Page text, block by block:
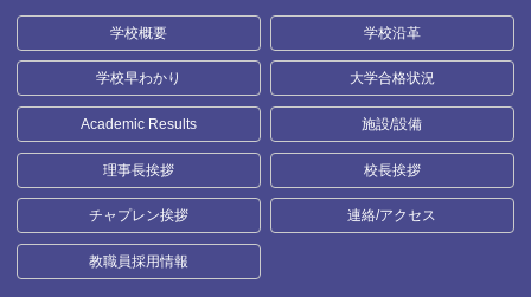
学校概要 学校沿革
学校早わかり 大学合格状況
Academic Results 施設/設備
理事長挨拶 校長挨拶
チャプレン挨拶 連絡/アクセス
教職員採用情報